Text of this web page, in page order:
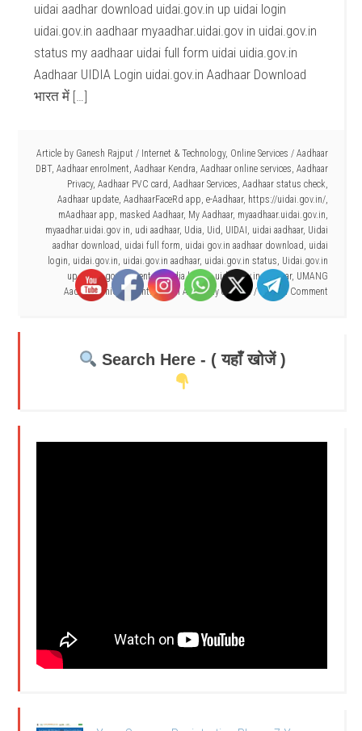
uidai aadhar download uidai.gov.in up uidai login
uidai.gov.in aadhaar myaadhar.uidai.gov in uidai.gov.in
status my aadhaar uidai full form uidai uidia.gov.in
Aadhaar UIDIA Login uidai.gov.in Aadhaar Download
भारत में […]
Article by Ganesh Rajput / Internet & Technology, Online Services / Aadhaar
DBT, Aadhaar enrolment, Aadhaar Kendra, Aadhaar online services, Aadhaar
Privacy, Aadhaar PVC card, Aadhaar Services, Aadhaar status check,
Aadhaar update, AadhaarFaceRd app, e-Aadhaar, https://uidai.gov.in/,
mAadhaar app, masked Aadhaar, My Aadhaar, myaadhaar.uidai.gov.in,
myaadhar.uidai.gov in, udi aadhaar, Udia, Uid, UIDAI , uidai aadhaar, Uidai
aadhar download, uidai full form, uidai gov.in aadhaar download, uidai
login, uidai.gov.in, uidai.gov.in aadhaar, uidai.gov.in status, Uidai.gov.in
up, Uidia government.in,uidia log in ,uidia.gov.in aadhaar, UMANG
Aadhaar,Unique Identification Authority of India Leave a Comment
Search Here - ( यहाँ खोजें )